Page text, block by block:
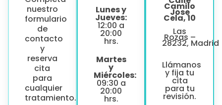
nuestro
formulario
de
contacto
y
reserva
cita
para
cualquier
tratamiento.
Lunes y
Jueves:
12:00 a
20:00
hrs.
Martes
y
Miércoles:
09:30 a
20:00
hrs.
Camilo
Jose
Cela, 10
Las
Rozas –
28232, Madrid
Llámanos
y fija tu
cita
para tu
revisión.